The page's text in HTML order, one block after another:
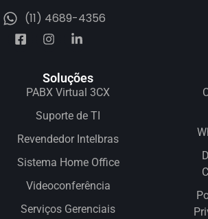
(11) 4689-4356
Soluções
PABX Virtual 3CX
Suporte de TI
Revendedor Intelbras
Sistema Home Office
Videoconferência
Serviços Gerenciais